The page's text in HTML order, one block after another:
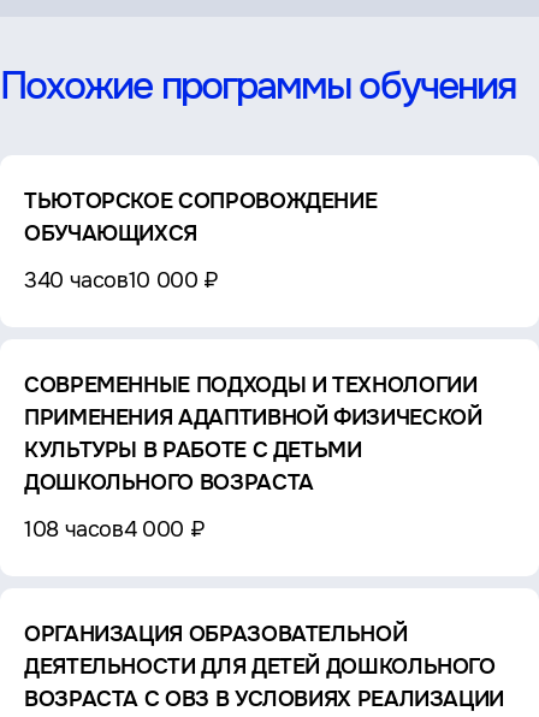
Похожие программы обучения
ТЬЮТОРСКОЕ СОПРОВОЖДЕНИЕ
ОБУЧАЮЩИХСЯ
340 часов10 000 ₽
СОВРЕМЕННЫЕ ПОДХОДЫ И ТЕХНОЛОГИИ
ПРИМЕНЕНИЯ АДАПТИВНОЙ ФИЗИЧЕСКОЙ
КУЛЬТУРЫ В РАБОТЕ С ДЕТЬМИ
ДОШКОЛЬНОГО ВОЗРАСТА
108 часов4 000 ₽
ОРГАНИЗАЦИЯ ОБРАЗОВАТЕЛЬНОЙ
ДЕЯТЕЛЬНОСТИ ДЛЯ ДЕТЕЙ ДОШКОЛЬНОГО
ВОЗРАСТА С ОВЗ В УСЛОВИЯХ РЕАЛИЗАЦИИ